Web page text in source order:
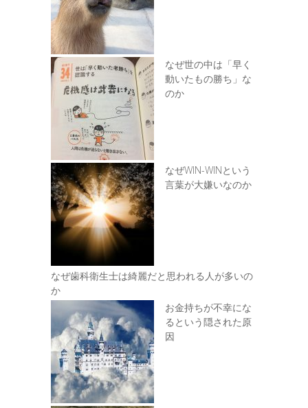
なぜ世の中は「早く
動いたもの勝ち」な
のか
なぜWIN-WINという
言葉が大嫌いなのか
なぜ歯科衛生士は綺麗だと思われる人が多いの
か
お金持ちが不幸にな
るという隠された原
因